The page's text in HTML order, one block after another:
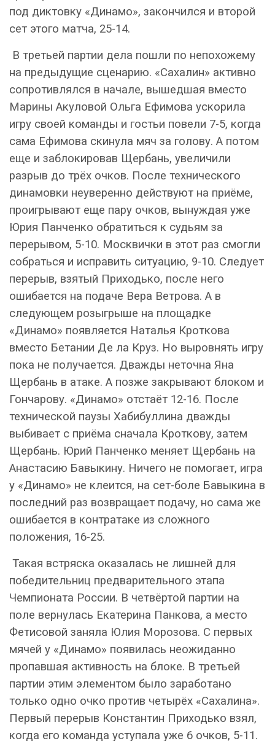
под диктовку «Динамо», закончился и второй
сет этого матча, 25-14.
В третьей партии дела пошли по непохожему
на предыдущие сценарию. «Сахалин» активно
сопротивлялся в начале, вышедшая вместо
Марины Акуловой Ольга Ефимова ускорила
игру своей команды и гостьи повели 7-5, когда
сама Ефимова скинула мяч за голову. А потом
еще и заблокировав Щербань, увеличили
разрыв до трёх очков. После технического
динамовки неуверенно действуют на приёме,
проигрывают еще пару очков, вынуждая уже
Юрия Панченко обратиться к судьям за
перерывом, 5-10. Москвички в этот раз смогли
собраться и исправить ситуацию, 9-10. Следует
перерыв, взятый Приходько, после него
ошибается на подаче Вера Ветрова. А в
следующем розыгрыше на площадке
«Динамо» появляется Наталья Кроткова
вместо Бетании Де ла Круз. Но выровнять игру
пока не получается. Дважды неточна Яна
Щербань в атаке. А позже закрывают блоком и
Гончарову. «Динамо» отстаёт 12-16. После
технической паузы Хабибуллина дважды
выбивает с приёма сначала Кроткову, затем
Щербань. Юрий Панченко меняет Щербань на
Анастасию Бавыкину. Ничего не помогает, игра
у «Динамо» не клеится, на сет-боле Бавыкина в
последний раз возвращает подачу, но сама же
ошибается в контратаке из сложного
положения, 16-25.
Такая встряска оказалась не лишней для
победительниц предварительного этапа
Чемпионата России. В четвёртой партии на
поле вернулась Екатерина Панкова, а место
Фетисовой заняла Юлия Морозова. С первых
мячей у «Динамо» появилась неожиданно
пропавшая активность на блоке. В третьей
партии этим элементом было заработано
только одно очко против четырёх «Сахалина».
Первый перерыв Константин Приходько взял,
когда его команда уступала уже 6 очков, 5-11.